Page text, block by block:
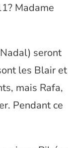
Madame
seront
les Blair et
mais Rafa,
Pendant ce